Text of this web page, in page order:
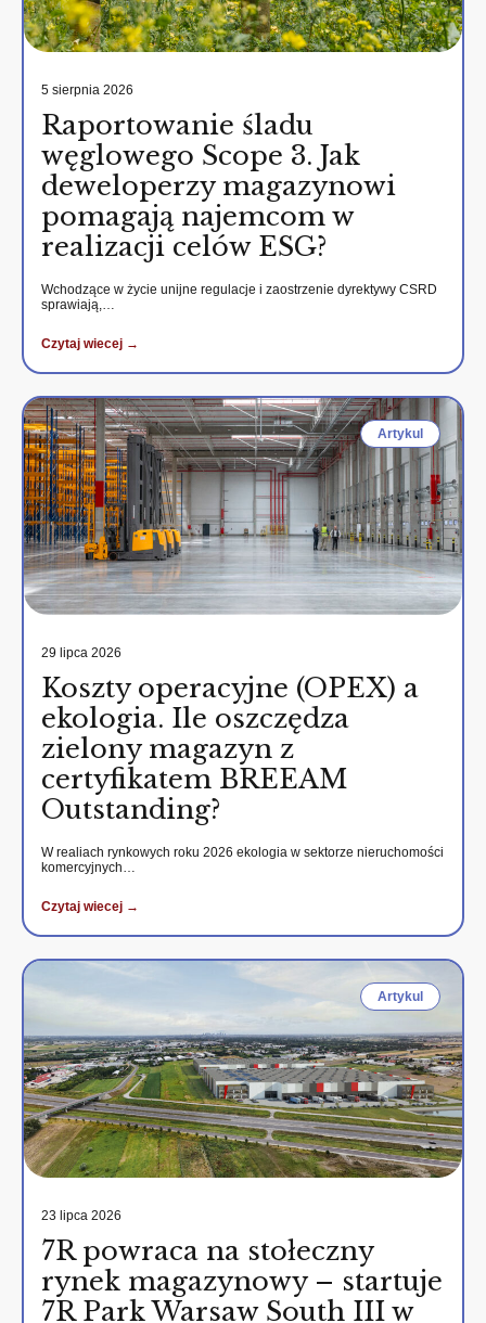
5 sierpnia 2026
Raportowanie śladu
węglowego Scope 3. Jak
deweloperzy magazynowi
pomagają najemcom w
realizacji celów ESG?
Wchodzące w życie unijne regulacje i zaostrzenie dyrektywy CSRD
sprawiają,…
Czytaj wiecej →
Artykul
29 lipca 2026
Koszty operacyjne (OPEX) a
ekologia. Ile oszczędza
zielony magazyn z
certyfikatem BREEAM
Outstanding?
W realiach rynkowych roku 2026 ekologia w sektorze nieruchomości
komercyjnych…
Czytaj wiecej →
Artykul
23 lipca 2026
7R powraca na stołeczny
rynek magazynowy – startuje
7R Park Warsaw South III w